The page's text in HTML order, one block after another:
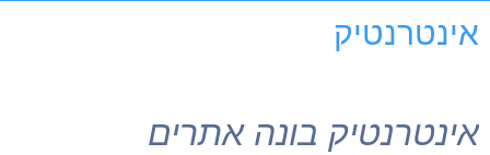
אינטרנטיק
אינטרנטיק בונה אתרים